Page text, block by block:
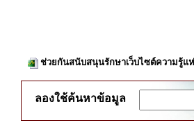
ช่วยกันสนับสนุนรักษาเว็บไซต์ความรู้แ
ลองใช้ค้นหาข้อมูล